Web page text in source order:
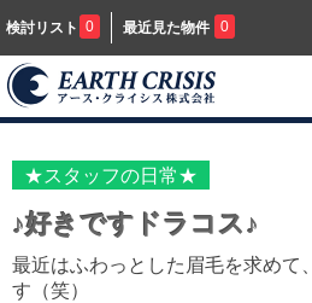
検討リスト 0 最近見た物件 0
★スタッフの日常★
♪好きですドラコス♪
最近はふわっとした眉毛を求めて、
す（笑）